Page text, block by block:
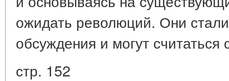
ожидать революций. Они
обсуждения и могут
стр. 152